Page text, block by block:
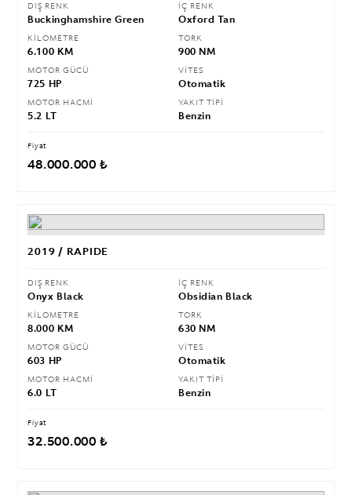
DIŞ RENK
Buckinghamshire Green
İÇ RENK
Oxford Tan
KİLOMETRE
6.100 KM
TORK
900 NM
MOTOR GÜCÜ
725 HP
VİTES
Otomatik
MOTOR HACMİ
5.2 LT
YAKIT TİPİ
Benzin
Fiyat
48.000.000 ₺
2019 / RAPIDE
DIŞ RENK
Onyx Black
İÇ RENK
Obsidian Black
KİLOMETRE
8.000 KM
TORK
630 NM
MOTOR GÜCÜ
603 HP
VİTES
Otomatik
MOTOR HACMİ
6.0 LT
YAKIT TİPİ
Benzin
Fiyat
32.500.000 ₺